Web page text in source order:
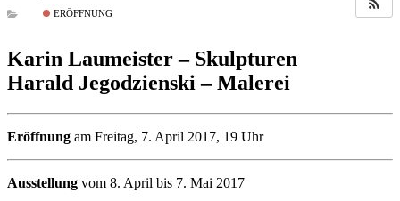
ERÖFFNUNG
Karin Laumeister – Skulpturen
Harald Jegodzienski – Malerei
Eröffnung am Freitag, 7. April 2017, 19 Uhr
Ausstellung vom 8. April bis 7. Mai 2017